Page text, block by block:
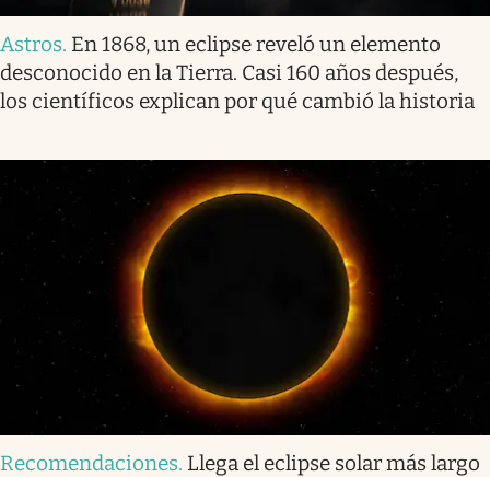
Astros. En 1868, un eclipse reveló un elemento
desconocido en la Tierra. Casi 160 años después,
los científicos explican por qué cambió la historia
Recomendaciones. Llega el eclipse solar más largo